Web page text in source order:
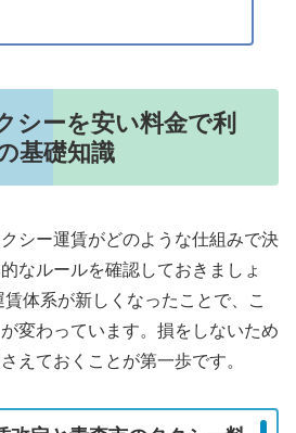
シーを安い料金で利
基礎知識
シー運賃がどのような仕組みで決
なルールを確認しておきましょ
体系が新しくなったことで、こ
変わっています。損をしないため
えておくことが第一歩です。